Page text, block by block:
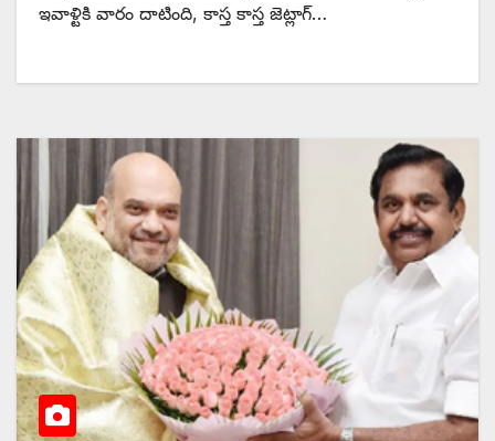
ఇవాళ్టికి వారం దాటింది, కాస్త కాస్త జెట్లాగ్‌…